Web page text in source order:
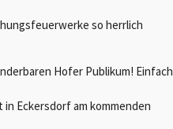
so herrlich
Hofer Publikum! Einfach
Eckersdorf am kommenden